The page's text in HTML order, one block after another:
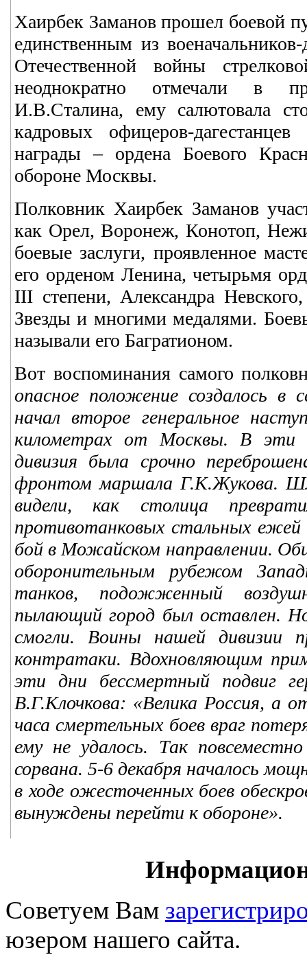
Хаирбек Заманов прошел боевой
единственным из
Отечественной войны
неоднократно отмечали в
И.В.Сталина, ему салютовала
кадровых офицеров-
награды – ордена Боевого
обороне Москвы.
Полковник Хаирбек Заманов
как Орел, Воронеж, Конотоп,
боевые заслуги, проявленное
его орденом Ленина, четырьмя
III степени, Александра
Звезды и многими медалями.
называли его Багратионом.
Вот воспоминания самого
опасное положение создалось в
начал второе генеральное
километрах от Москвы. В эти
дивизия была срочно
фронтом маршала Г.К.Жукова.
видели, как столица
противотанковых стальных ежей
бой в Можайском направлении.
оборонительным рубежом
танков, подожженный
пылающий город был оставлен.
смогли. Воины нашей дивизии
контратаки. Вдохновляющим
эти дни бессмертный подвиг
В.Г.Клочкова: «Велика Россия, а
часа смертельных боев враг
ему не удалось. Так
сорвана. 5-6 декабря началось
в ходе ожесточенных боев
вынуждены перейти к обороне».
Советуем Вам
юзером нашего сайта.